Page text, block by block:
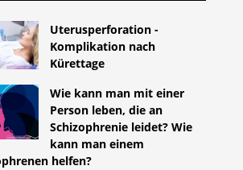
Uterusperforation -
Komplikation nach
Kürettage
Wie kann man mit einer
Person leben, die an
Schizophrenie leidet? Wie
kann man einem
helfen?